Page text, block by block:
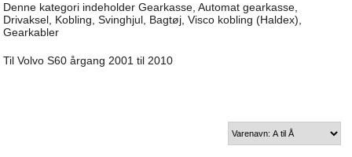
Denne kategori indeholder Gearkasse, Automat gearkasse,
Drivaksel, Kobling, Svinghjul, Bagtøj, Visco kobling (Haldex),
Gearkabler
Til Volvo S60 årgang 2001 til 2010